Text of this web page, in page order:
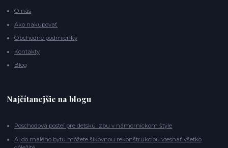
O nás
Ako nakupovať
Obchodné podmienky
Kontakty
Blog
Najčítanejšie na blogu
Poschodová posteľ pre detskú izbu v námorníckom štýle
Aj do malého bytu môžete šikovnou rekonštrukciou vtesnať všetko